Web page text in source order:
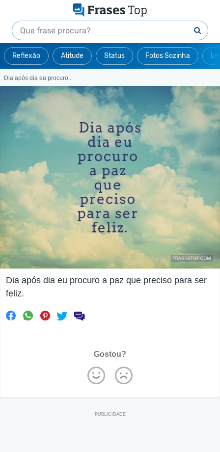
Reflexão Atitude Status Fotos Sozinha
Dia após dia eu procuro...
Dia após dia eu procuro a paz que preciso para ser
feliz.
Gostou?